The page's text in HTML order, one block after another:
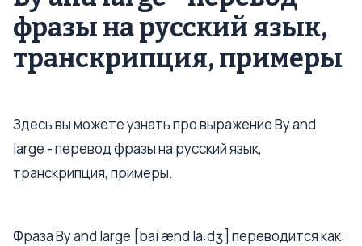
фразы на русский язык,
транскрипция, примеры
Здесь вы можете узнать про выражение By and
large - перевод фразы на русский язык,
транскрипция, примеры.
Фраза By and large [bai ænd la:dʒ] переводится как: